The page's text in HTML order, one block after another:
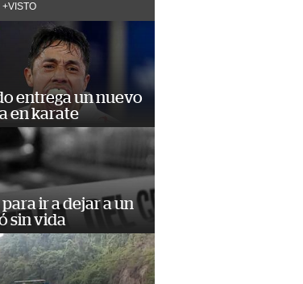
+VISTO
entrega un nuevo
en karate
ir a dejar a un
sin vida